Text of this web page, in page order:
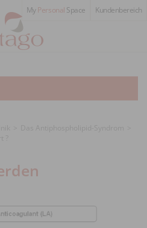
MyPersonal Space Kundenbereich